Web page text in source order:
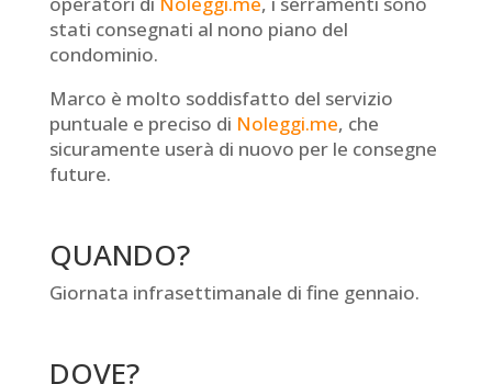
stati consegnati al nono piano del
condominio.
Marco è molto soddisfatto del servizio
puntuale e preciso di Noleggi.me, che
sicuramente userà di nuovo per le consegne
future.
QUANDO?
Giornata infrasettimanale di fine gennaio.
DOVE?